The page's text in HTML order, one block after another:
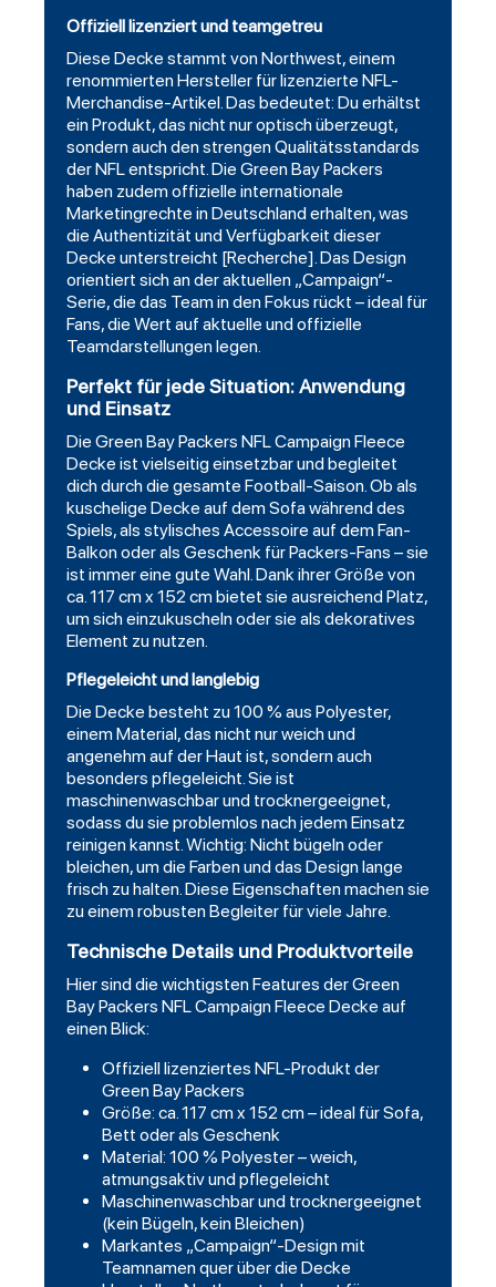
Offiziell lizenziert und teamgetreu
Diese Decke stammt vonNorthwest, einem
renommierten Hersteller für lizenzierte NFL-
Merchandise-Artikel. Das bedeutet: Du erhältst
ein Produkt, das nicht nur optisch überzeugt,
sondern auch den strengen Qualitätsstandards
der NFL entspricht. Die Green Bay Packers
haben zudem offizielle internationale
Marketingrechte in Deutschland erhalten, was
die Authentizität und Verfügbarkeit dieser
Decke unterstreicht [Recherche]. Das Design
orientiert sich an der aktuellen „Campaign“-
Serie, die das Team in den Fokus rückt – ideal für
Fans, die Wert auf aktuelle und offizielle
Teamdarstellungen legen.
Perfekt für jede Situation: Anwendung
und Einsatz
Die Green Bay Packers NFL Campaign Fleece
Decke ist vielseitig einsetzbar und begleitet
dich durch die gesamte Football-Saison. Ob als
kuschelige Decke auf dem Sofa während des
Spiels, als stylisches Accessoire auf dem Fan-
Balkon oder als Geschenk für Packers-Fans – sie
ist immer eine gute Wahl. Dank ihrer Größe von
ca. 117 cm x 152 cm bietet sie ausreichend Platz,
um sich einzukuscheln oder sie als dekoratives
Element zu nutzen.
Pflegeleicht und langlebig
Die Decke besteht zu 100 % aus Polyester,
einem Material, das nicht nur weich und
angenehm auf der Haut ist, sondern auch
besonders pflegeleicht. Sie ist
maschinenwaschbar und trocknergeeignet,
sodass du sie problemlos nach jedem Einsatz
reinigen kannst. Wichtig: Nicht bügeln oder
bleichen, um die Farben und das Design lange
frisch zu halten. Diese Eigenschaften machen sie
zu einem robusten Begleiter für viele Jahre.
Technische Details und Produktvorteile
Hier sind die wichtigsten Features der Green
Bay Packers NFL Campaign Fleece Decke auf
einen Blick:
Offiziell lizenziertes NFL-Produkt der
Green Bay Packers
Größe: ca. 117 cm x 152 cm – ideal für Sofa,
Bett oder als Geschenk
Material: 100 % Polyester – weich,
atmungsaktiv und pflegeleicht
Maschinenwaschbar und trocknergeeignet
(kein Bügeln, kein Bleichen)
Markantes „Campaign“-Design mit
Teamnamen quer über die Decke